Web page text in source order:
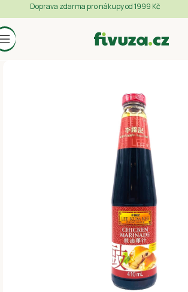
Doprava zdarma pro nákupy od 1999 Kč